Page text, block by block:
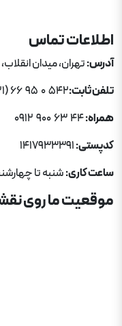
اطلاعات تماس
آدرس:تهران، میدان
تلفن ثابت:66 95 0 542
همراه:0912 900 63 44
کدپستی:
ساعت کاری:شنبه تا چهارشنبه: 8 الی 17، پنجشنبه:
موقعیت ما روی